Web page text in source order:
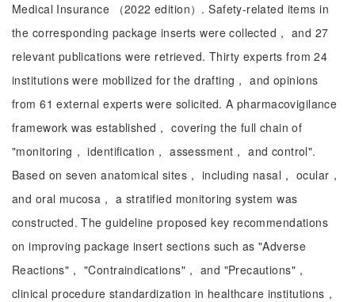
Medical Insurance （2022 edition）. Safety-related items in
the corresponding package inserts were collected， and 27
relevant publications were retrieved. Thirty experts from 24
institutions were mobilized for the drafting， and opinions
from 61 external experts were solicited. A pharmacovigilance
framework was established， covering the full chain of
"monitoring， identification， assessment， and control".
Based on seven anatomical sites， including nasal， ocular，
and oral mucosa， a stratified monitoring system was
constructed. The guideline proposed key recommendations
on improving package insert sections such as "Adverse
Reactions"， "Contraindications"， and "Precautions"，
clinical procedure standardization in healthcare institutions，